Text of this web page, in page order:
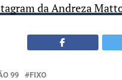
da Andreza
99 FIXO